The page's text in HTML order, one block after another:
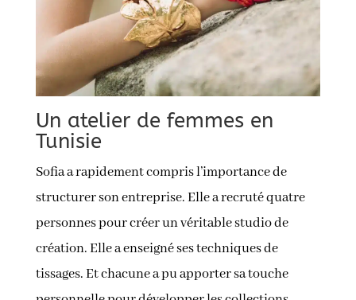
Un atelier de femmes en
Tunisie
Sofia a rapidement compris l’importance de
structurer son entreprise. Elle a recruté quatre
personnes pour créer un véritable studio de
création. Elle a enseigné ses techniques de
tissages. Et chacune a pu apporter sa touche